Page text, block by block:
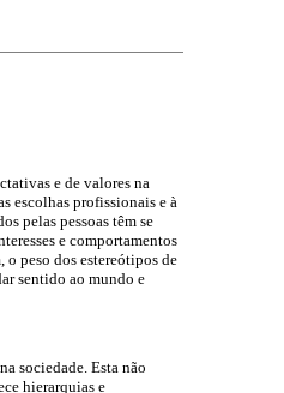
e de valores na
escolhas profissionais e à
pelas pessoas têm se
e comportamentos
peso dos estereótipos de
sentido ao mundo e
sociedade. Esta não
hierarquias e